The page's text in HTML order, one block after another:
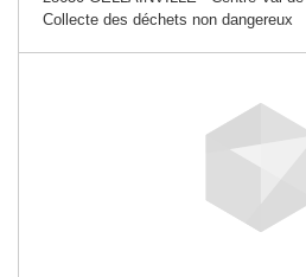
Collecte des déchets non dangereux